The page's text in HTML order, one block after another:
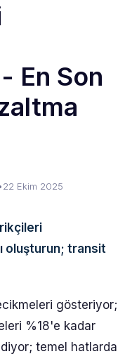
En Son
22 Ekim 2025
oluşturun; transit
gösteriyor;
%18'e kadar
temel hatlarda